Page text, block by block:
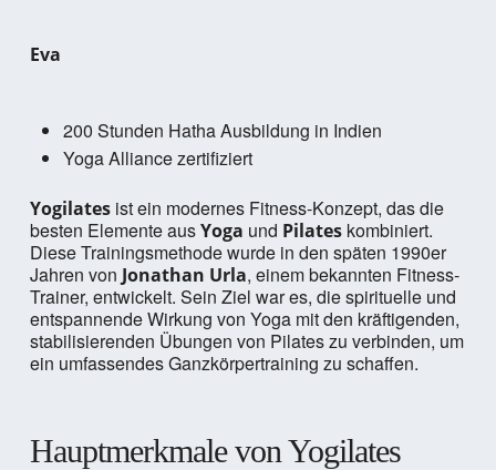
Eva
200 Stunden Hatha Ausbildung in Indien
Yoga Alliance zertifiziert
Yogilatesist ein modernes Fitness-Konzept, das die
besten Elemente ausYoga und Pilateskombiniert.
Diese Trainingsmethode wurde in den späten 1990er
Jahren von Jonathan Urla, einem bekannten Fitness-
Trainer, entwickelt. Sein Ziel war es, die spirituelle und
entspannende Wirkung von Yoga mit den kräftigenden,
stabilisierenden Übungen von Pilates zu verbinden, um
ein umfassendes Ganzkörpertraining zu schaffen.
Hauptmerkmale von Yogilates